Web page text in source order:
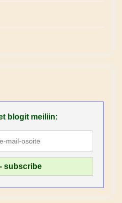
blogit meiliin: